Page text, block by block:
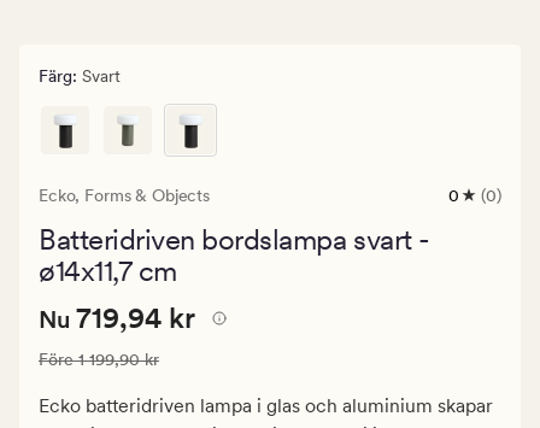
Färg: Svart
Ecko, Forms & Objects
0
0 (0)
Batteridriven bordslampa svart -
ø14x11,7 cm
Nuvarande
719,94
kr.
Nuvarande pris
Nu 719,94 kr
Ordinarie pris 1 199,90 kr
Före1 199,90 kr
Ecko batteridriven lampa i glas och aluminium skapar